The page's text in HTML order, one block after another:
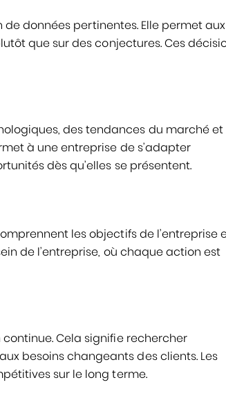
données pertinentes. Elle permet aux
que sur des conjectures. Ces
des tendances du marché et
à une entreprise de s’adapter
dès qu’elles se présentent.
les objectifs de l’entreprise
de l’entreprise, où chaque action est
Cela signifie rechercher
besoins changeants des clients. Les
sur le long terme.